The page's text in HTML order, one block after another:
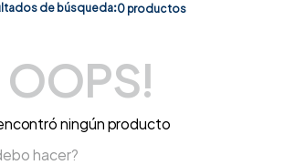
de búsqueda:0 productos
OOPS!
ningún producto
hacer?